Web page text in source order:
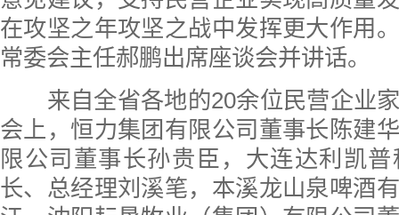
在攻坚之年攻坚之战中发挥更大作用
常委会主任郝鹏出席座谈会并讲话。
来自全省各地的20余位民营企业家
会上，恒力集团有限公司董事长陈建
限公司董事长孙贵臣，大连达利凯
长、总经理刘溪笔，本溪龙山泉啤酒